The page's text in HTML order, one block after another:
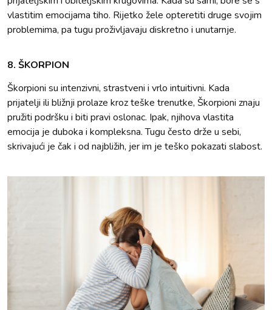
vlastitim emocijama tiho. Rijetko žele opteretiti druge svojim
problemima, pa tugu proživljavaju diskretno i unutarnje.
8. ŠKORPION
Škorpioni su intenzivni, strastveni i vrlo intuitivni. Kada
prijatelji ili bližnji prolaze kroz teške trenutke, Škorpioni znaju
pružiti podršku i biti pravi oslonac. Ipak, njihova vlastita
emocija je duboka i kompleksna. Tugu često drže u sebi,
skrivajući je čak i od najbližih, jer im je teško pokazati slabost.